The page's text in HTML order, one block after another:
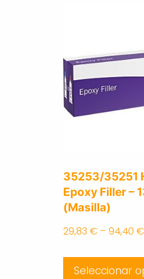
35253/35251
Epoxy Filler –
(Masilla)
29,83 € – 94,40 €
Seleccionar